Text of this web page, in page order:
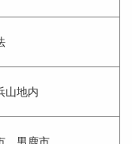
山地内